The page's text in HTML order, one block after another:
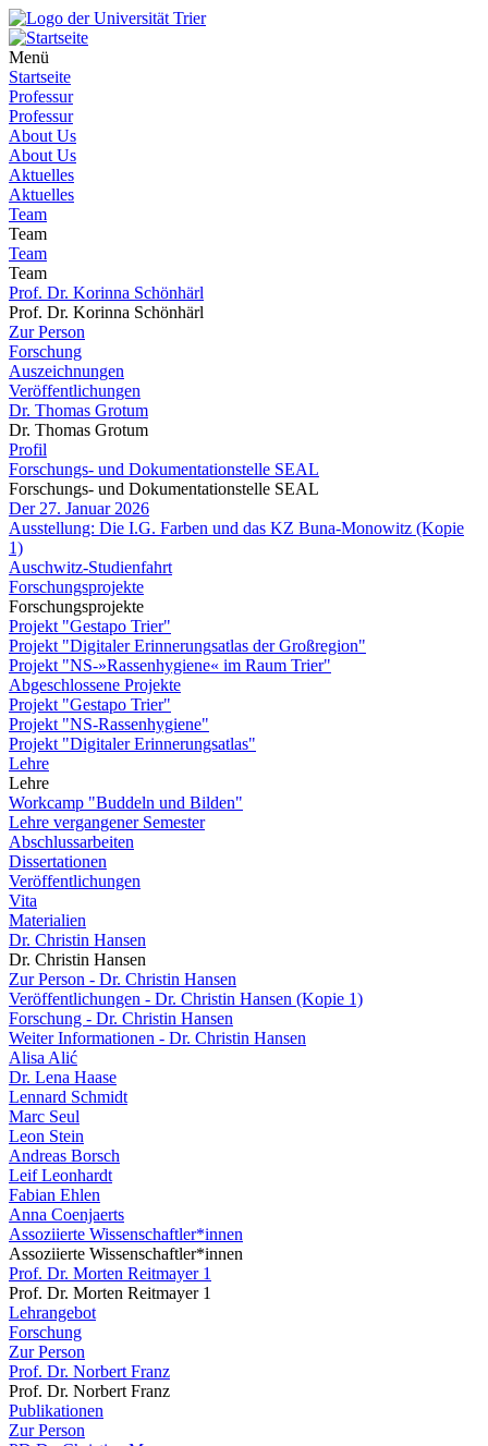
Menü
Startseite
Professur
Professur
About Us
About Us
Aktuelles
Aktuelles
Team
Team
Team
Team
Prof. Dr. Korinna Schönhärl
Prof. Dr. Korinna Schönhärl
Zur Person
Forschung
Auszeichnungen
Veröffentlichungen
Dr. Thomas Grotum
Dr. Thomas Grotum
Profil
Forschungs- und Dokumentationstelle SEAL
Forschungs- und Dokumentationstelle SEAL
Der 27. Januar 2026
Ausstellung: Die I.G. Farben und das KZ Buna-Monowitz (Kopie
1)
Auschwitz-Studienfahrt
Forschungsprojekte
Forschungsprojekte
Projekt "Gestapo Trier"
Projekt "Digitaler Erinnerungsatlas der Großregion"
Projekt "NS-»Rassenhygiene« im Raum Trier"
Abgeschlossene Projekte
Projekt "Gestapo Trier"
Projekt "NS-Rassenhygiene"
Projekt "Digitaler Erinnerungsatlas"
Lehre
Lehre
Workcamp "Buddeln und Bilden"
Lehre vergangener Semester
Abschlussarbeiten
Dissertationen
Veröffentlichungen
Vita
Materialien
Dr. Christin Hansen
Dr. Christin Hansen
Zur Person - Dr. Christin Hansen
Veröffentlichungen - Dr. Christin Hansen (Kopie 1)
Forschung - Dr. Christin Hansen
Weiter Informationen - Dr. Christin Hansen
Alisa Alić
Dr. Lena Haase
Lennard Schmidt
Marc Seul
Leon Stein
Andreas Borsch
Leif Leonhardt
Fabian Ehlen
Anna Coenjaerts
Assoziierte Wissenschaftler*innen
Assoziierte Wissenschaftler*innen
Prof. Dr. Morten Reitmayer 1
Prof. Dr. Morten Reitmayer 1
Lehrangebot
Forschung
Zur Person
Prof. Dr. Norbert Franz
Prof. Dr. Norbert Franz
Publikationen
Zur Person